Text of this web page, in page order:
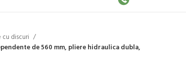
cu discuri
de 560 mm, pliere hidraulica dubla,